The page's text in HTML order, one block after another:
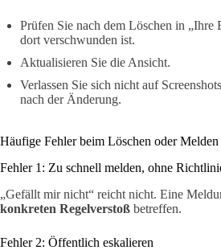
Prüfen Sie nach dem Löschen in „Ihre
dort verschwunden ist.
Aktualisieren Sie die Ansicht.
Verlassen Sie sich nicht auf
nach der Änderung.
Häufige Fehler beim Löschen oder
Fehler 1: Zu schnell melden, ohne
„Gefällt mir nicht“ reicht nicht. Eine
konkreten Regelverstoß betreffen.
Fehler 2: Öffentlich eskalieren